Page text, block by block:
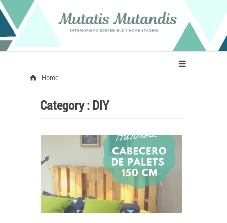
Home
Category :DIY